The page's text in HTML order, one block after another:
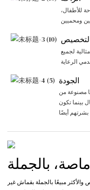
للأطفال،
لجميع
الجودة
مصنوعة من
بينما تكون
بالجملة
مبيعًا بالجملة بقماش غير